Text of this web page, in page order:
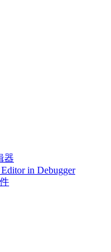
器
in Debugger